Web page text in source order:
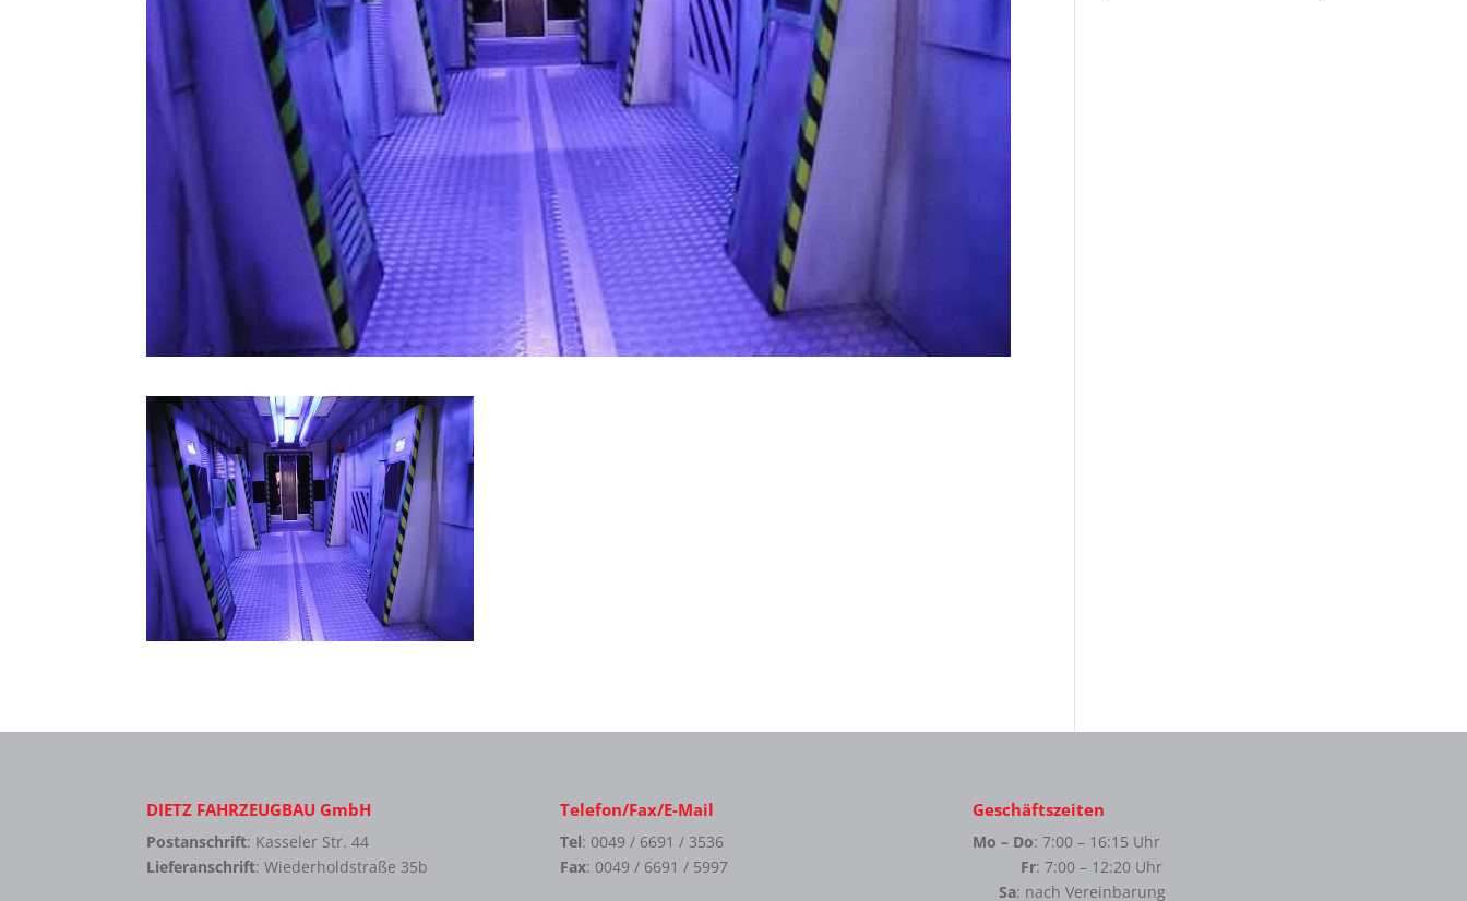
DIETZ FAHRZEUGBAU GmbH
Postanschrift: Kasseler Str. 44
Lieferanschrift: Wiederholdstraße 35b
Telefon/Fax/E-Mail
Tel: 0049 / 6691 / 3536
Fax: 0049 / 6691 / 5997
Geschäftszeiten
Mo – Do: 7:00 – 16:15 Uhr
Fr: 7:00 – 12:20 Uhr
Sa: nach Vereinbarung